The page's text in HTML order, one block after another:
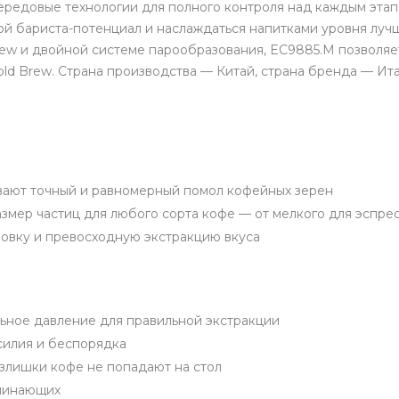
технологии для полного контроля над каждым
бариста-потенциал и наслаждаться напитками уровня
и двойной системе парообразования, EC9885.M
Brew. Страна производства — Китай, страна бренда —
точный и равномерный помол кофейных зерен
частиц для любого сорта кофе — от мелкого для
и превосходную экстракцию вкуса
давление для правильной экстракции
и беспорядка
кофе не попадают на стол